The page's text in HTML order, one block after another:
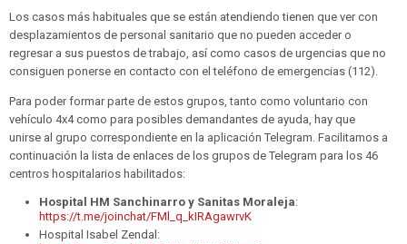
Los casos más habituales que se están atendiendo tienen que ver con
desplazamientos de personal sanitario que no pueden acceder o
regresar a sus puestos de trabajo, así como casos de urgencias que no
consiguen ponerse en contacto con el teléfono de emergencias (112).
Para poder formar parte de estos grupos, tanto como voluntario con
vehículo 4x4 como para posibles demandantes de ayuda, hay que
unirse al grupo correspondiente en la aplicación Telegram. Facilitamos a
continuación la lista de enlaces de los grupos de Telegram para los 46
centros hospitalarios habilitados:
Hospital HM Sanchinarro y Sanitas Moraleja:
https://t.me/joinchat/FMl_q_kIRAgawrvK
Hospital Isabel Zendal: